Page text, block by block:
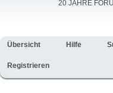
20 JAHRE
Übersicht Hilfe
Registrieren